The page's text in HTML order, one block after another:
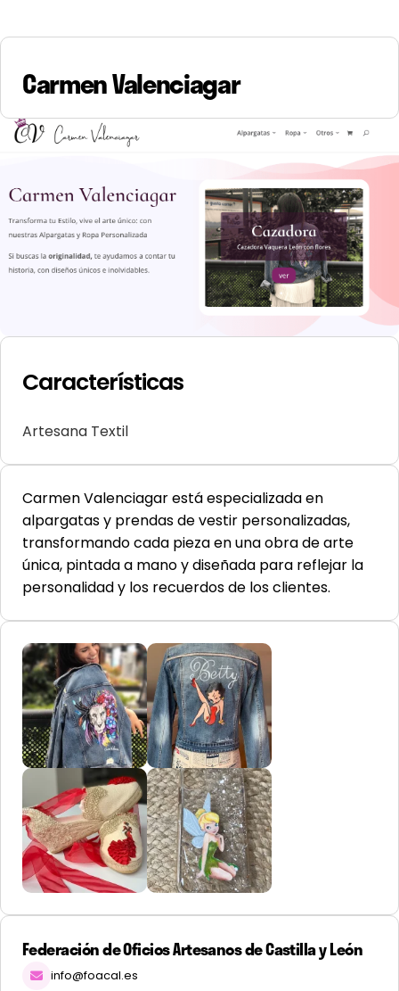
Carmen Valenciagar
Características
Artesana Textil
Carmen Valenciagar está especializada en
alpargatas y prendas de vestir personalizadas,
transformando cada pieza en una obra de arte
única, pintada a mano y diseñada para reflejar la
personalidad y los recuerdos de los clientes.
Federación de Oficios Artesanos de Castilla y León
info@foacal.es